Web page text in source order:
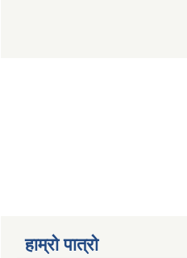
हाम्रो पात्रो